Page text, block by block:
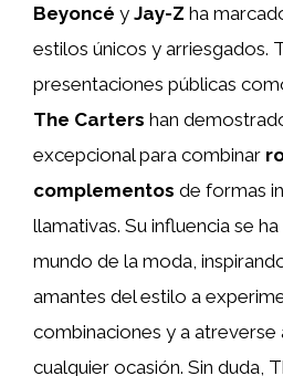
Beyoncé y Jay-Z ha
estilos únicos y arriesgados.
presentaciones públicas
The Carters han
excepcional para combinar
complementos de formas
llamativas. Su influencia se
mundo de la moda,
amantes del estilo a
combinaciones y a atreverse
cualquier ocasión. Sin duda,